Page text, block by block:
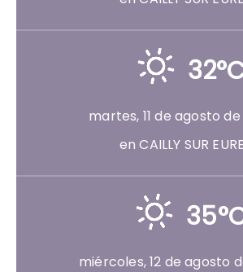
martes, 11 de agosto
en CAILLY SUR EURE
miércoles, 12 de agosto